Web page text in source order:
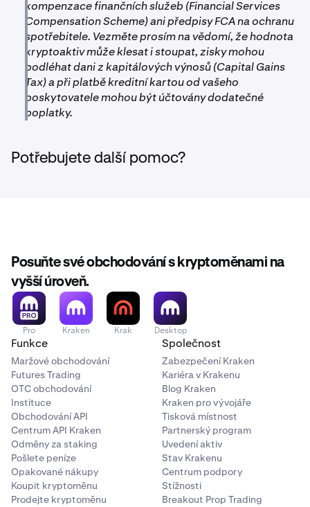
kompenzace finančních služeb (Financial Services
Compensation Scheme) ani předpisy FCA na ochranu
spotřebitele. Vezměte prosím na vědomí, že hodnota
kryptoaktiv může klesat i stoupat, zisky mohou
podléhat dani z kapitálových výnosů (Capital Gains
Tax) a při platbě kreditní kartou od vašeho
poskytovatele mohou být účtovány dodatečné
poplatky.
Potřebujete další pomoc?
Posuňte své obchodování s kryptoměnami na
vyšší úroveň.
Pro Kraken Krak Desktop
Funkce
Maržové obchodování
Futures Trading
OTC obchodování
Instituce
Obchodování API
Centrum API Kraken
Odměny za staking
Pošlete peníze
Opakované nákupy
Koupit kryptoměnu
Prodejte kryptoměnu
Společnost
Zabezpečení Kraken
Kariéra v Krakenu
Blog Kraken
Kraken pro vývojáře
Tisková místnost
Partnerský program
Uvedení aktiv
Stav Krakenu
Centrum podpory
Stížnosti
Breakout Prop Trading